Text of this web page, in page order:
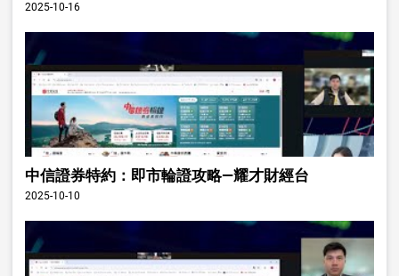
2025-10-16
中信證券特約：即市輪證攻略—耀才財經台
2025-10-10